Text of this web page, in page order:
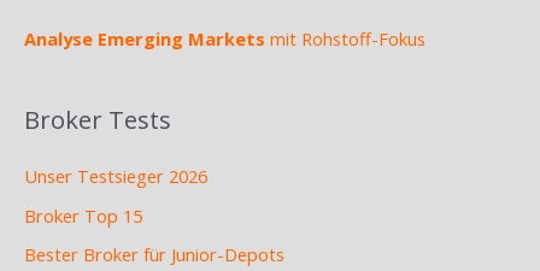
Analyse Emerging Markets mit Rohstoff-Fokus
Broker Tests
Unser Testsieger 2026
Broker Top 15
Bester Broker für Junior-Depots